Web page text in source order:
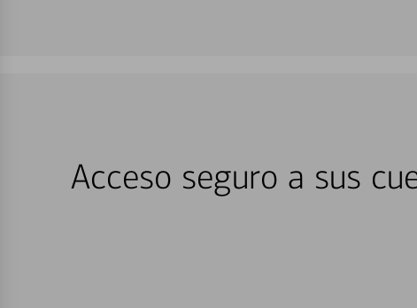
Acceso seguro a sus